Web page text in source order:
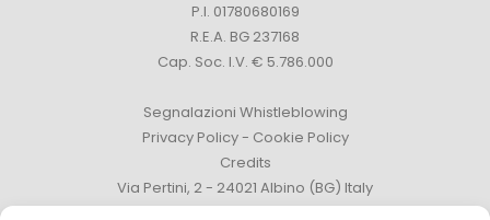
P.I. 01780680169
R.E.A. BG 237168
Cap. Soc. I.V. € 5.786.000
Segnalazioni Whistleblowing
Privacy Policy- Cookie Policy
Credits
Via Pertini, 2 - 24021 Albino (BG) Italy
Tel. +39 035 759111 -info@zambaitiparati.com